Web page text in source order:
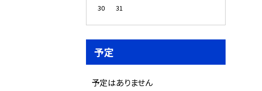
30
31
予定
予定はありません